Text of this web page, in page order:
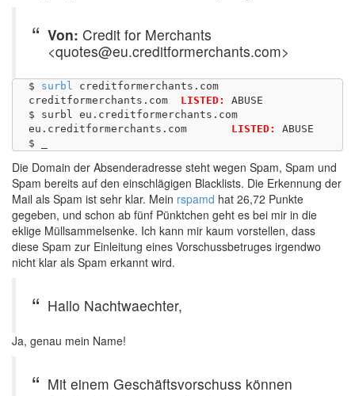
Von: Credit for Merchants
<quotes@eu.creditformerchants.com>
$ surbl creditformerchants.com
LISTED:
ABUSE
$ surbl eu.creditformerchants.com
LISTED:
ABUSE
Die Domain der Absenderadresse steht wegen Spam, Spam und
Spam bereits auf den einschlägigen Blacklists. Die Erkennung der
Mail als Spam ist sehr klar. Mein rspamd hat 26,72 Punkte
gegeben, und schon ab fünf Pünktchen geht es bei mir in die
eklige Müllsammelsenke. Ich kann mir kaum vorstellen, dass
diese Spam zur Einleitung eines Vorschussbetruges irgendwo
nicht klar als Spam erkannt wird.
Hallo Nachtwaechter,
Ja, genau mein Name!
Mit einem Geschäftsvorschuss können